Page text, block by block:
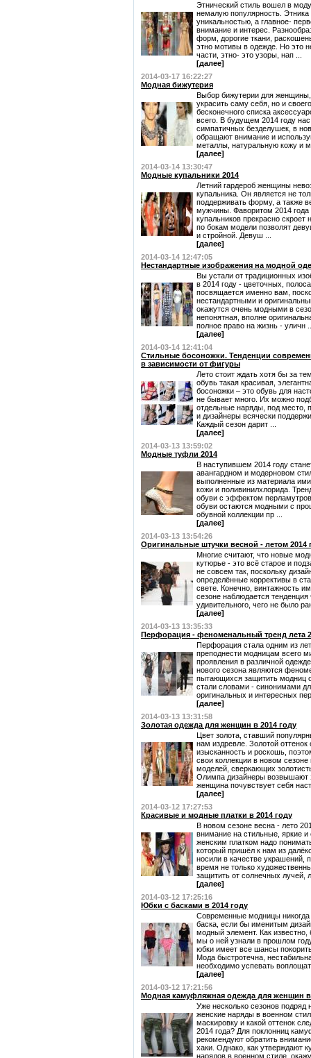
Этнический стиль вошел в
немалую популярность.
уникальностью, а главное-
внимание и интерес.
форм, дорогие ткани,
этно мотивы в одежде. Но это
части, этно- это узоры, нап ...
[далее]
2014-03-17 16:22:27
Модная бижутерия
Выбор бижутерии для женщины,
украсить саму себя, но и
бесконечного списка
всего. В будущем 2014 году
симпатичных безделушек, в
обращают внимание и
металлы, натуральную кожу и
[далее]
2014-03-14 13:30:47
Модные купальники 2014
Летний гардероб женщины
купальника. Он является не
поддерживать форму, а также
мужчины. Фаворитом 2014 года
купальников прекрасно
по бокам модели позволят
и стройной. Девуш ...
[далее]
2014-03-14 12:47:05
Нестандартные изображения на модной
Вы устали от традиционных
в 2014 году - цветочных,
посвящается именно вам,
нестандартными и
окажутся очень модными в
непонятная, вполне
полное право на жизнь - уличн
[далее]
2014-03-14 12:41:04
Стильные босоножки. Тенденции
в зависимости от фигуры
Лето стоит ждать хотя бы за
обувь такая красивая,
босоножки – это обувь для
не бывает много. Их можно
отдельные наряды, под место,
и дизайнеры всячески
Каждый сезон дарит ...
[далее]
2014-03-13 13:59:02
Модные туфли 2014
В наступившем 2014 году
авангардном и модерновом
выполненные из материала
кожи и поливинилхлорида.
обуви с эффектом
обуви остаются модными с
обувной коллекции пр ...
[далее]
2014-03-13 13:54:26
Оригинальные штучки весной - летом 2014
Многие считают, что новые
кутюрье - это всё старое и
не совсем так, поскольку
определённые коррективы в
свете. Конечно, винтажность
сезоне наблюдается тенденция
удивительного, чего не было
[далее]
2014-03-13 13:35:33
Перфорация - феноменальный тренд лета
Перфорация стала одним из
преподнести модницам всего
проявления в различной
нового сезона являются
пытающихся защитить модниц
стали словами - синонимами
оригинальных и интересных
[далее]
2014-03-13 13:31:58
Золотая одежда для женщин в 2014 году
Цвет золота, ставший
нам издревле. Золотой
изысканность и роскошь,
свои коллекции в новом
моделей, сверкающих
Олимпа дизайнеры возвышают
женщина почувствует себя
[далее]
2014-03-12 17:27:53
Красивые и модные платки в 2014 году
В новом сезоне весна - лето
внимание на стильные, яркие
женским платком надо
который пришёл к нам из
носили в качестве украшений,
время не только
защитить от солнечных лучей,
[далее]
2014-03-12 17:25:16
Юбки с басками в 2014 году
Современные модницы никогда
баска, если бы именитым
модный элемент. Как
мы о ней узнали в прошлом
юбки имеет все шансы
Мода быстротечна,
необходимо успевать
[далее]
2014-03-12 17:21:56
Модная камуфляжная одежда для женщин в
Уже несколько сезонов подряд
женские наряды в военном
маскировку и какой оттенок
2014 года? Для поклонниц
рекомендуют обратить
хаки. Однако, как утверждают
нарядов в военном стиле,